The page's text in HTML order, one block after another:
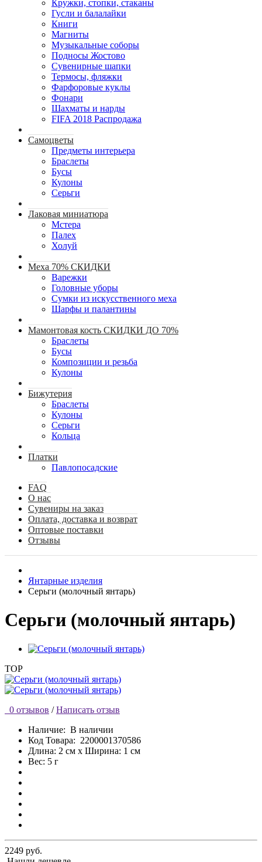
Кружки, стопки, стаканы
Гусли и балалайки
Книги
Магниты
Музыкальные соборы
Подносы Жостово
Сувенирные шапки
Термосы, фляжки
Фарфоровые куклы
Фонари
Шахматы и нарды
FIFA 2018 Распродажа
Самоцветы
Предметы интерьера
Браслеты
Бусы
Кулоны
Серьги
Лаковая миниатюра
Мстера
Палех
Холуй
Меха 70% СКИДКИ
Варежки
Головные уборы
Сумки из искусственного меха
Шарфы и палантины
Мамонтовая кость СКИДКИ ДО 70%
Браслеты
Бусы
Композиции и резьба
Кулоны
Бижутерия
Браслеты
Кулоны
Серьги
Кольца
Платки
Павлопосадские
FAQ
О нас
Сувениры на заказ
Оплата, доставка и возврат
Оптовые поставки
Отзывы
Янтарные изделия
Серьги (молочный янтарь)
Серьги (молочный янтарь)
TOP
0 отзывов / Написать отзыв
Наличие: В наличии
Код Товара: 2200001370586
Длина: 2 см x Ширина: 1 см
Вес: 5 г
2249 руб.